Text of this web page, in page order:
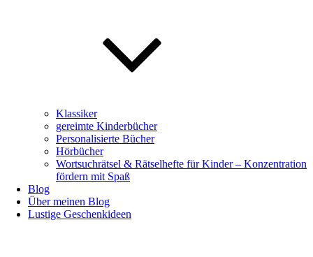
Klassiker
gereimte Kinderbücher
Personalisierte Bücher
Hörbücher
Wortsuchrätsel & Rätselhefte für Kinder – Konzentration
fördern mit Spaß
Blog
Über meinen Blog
Lustige Geschenkideen